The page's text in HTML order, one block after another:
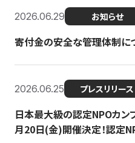
2026.06.29 お知らせ
寄付金の安全な管理体制に
2026.06.25 プレスリリース
日本最大級の認定NPOカン
月20日(金)開催決定！認定